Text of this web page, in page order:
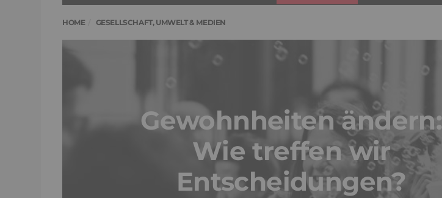
HOME GESELLSCHAFT, UMWELT & MEDIEN
Gewohnheiten ändern:
Wie treffen wir
Entscheidungen?